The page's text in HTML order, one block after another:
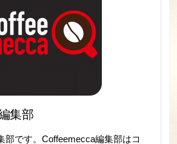
集部
部です。Coffeemecca編集部はコ